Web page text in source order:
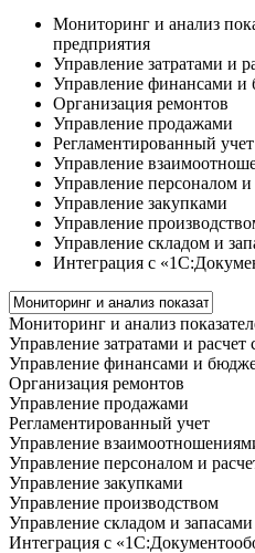
Мониторинг и анализ
предприятия
Управление затратами и
Управление финансами и
Организация ремонтов
Управление продажами
Регламентированный учет
Управление
Управление персоналом и
Управление закупками
Управление
Управление складом и
Интеграция с
Мониторинг и анализ
Управление затратами и расчет
Управление финансами и
Организация ремонтов
Управление продажами
Регламентированный учет
Управление
Управление персоналом и
Управление закупками
Управление производством
Управление складом и запасами
Интеграция с